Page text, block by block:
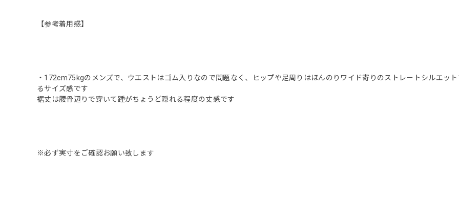
【参考着用感】
・172cm75kgのメンズで、ウエストはゴム入りなので問題なく、ヒップや足周りはほんのりワイド寄りのストレートシルエット
るサイズ感です
裾丈は腰骨辺りで穿いて踵がちょうど隠れる程度の丈感です
※必ず実寸をご確認お願い致します